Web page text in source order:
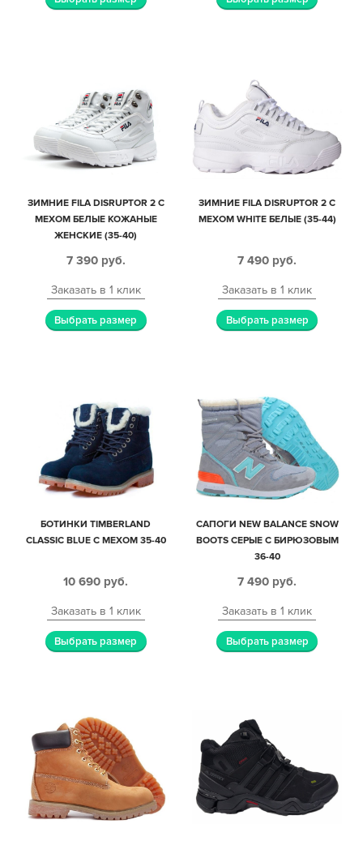
ЗИМНИЕ FILA DISRUPTOR 2 С
МЕХОМ БЕЛЫЕ КОЖАНЫЕ
ЖЕНСКИЕ (35-40)
7 390 руб.
Заказать в 1 клик
Выбрать размер
ЗИМНИЕ FILA DISRUPTOR 2 С
МЕХОМ WHITE БЕЛЫЕ (35-44)
7 490 руб.
Заказать в 1 клик
Выбрать размер
БОТИНКИ TIMBERLAND
CLASSIC BLUE С МЕХОМ 35-40
10 690 руб.
Заказать в 1 клик
Выбрать размер
САПОГИ NEW BALANCE SNOW
BOOTS СЕРЫЕ С БИРЮЗОВЫМ
36-40
7 490 руб.
Заказать в 1 клик
Выбрать размер